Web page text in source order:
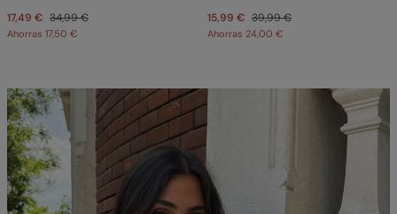
17,49 € 34,99 €
Ahorras 17,50 €
15,99 € 39,99 €
Ahorras 24,00 €